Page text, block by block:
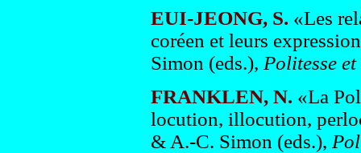
EUI-JEONG, S. «Les
coréen et leurs
Simon (eds.), Politesse
FRANKLEN, N. «La
locution, illocution,
& A.-C. Simon (eds.),